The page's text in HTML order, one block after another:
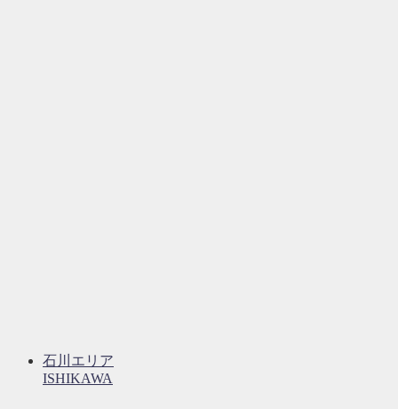
石川エリア
ISHIKAWA